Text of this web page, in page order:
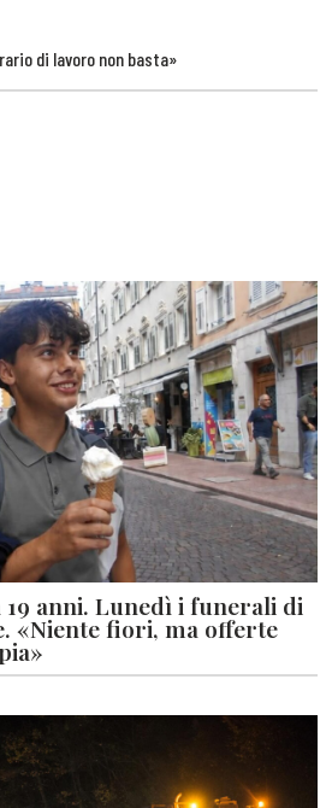
di lavoro non basta»
anni. Lunedì i funerali di
«Niente fiori, ma offerte